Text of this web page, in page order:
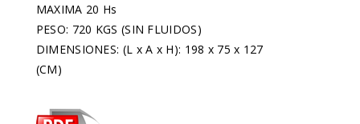
MAXIMA 20 Hs
PESO: 720 KGS (SIN FLUIDOS)
DIMENSIONES: (L x A x H): 198 x 75 x 127
(CM)